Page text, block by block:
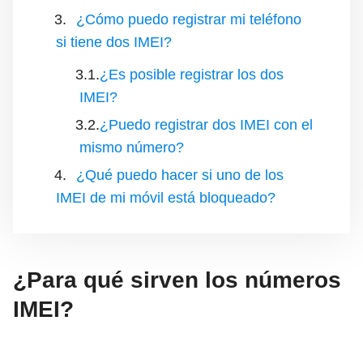
¿Cómo puedo registrar mi teléfono
si tiene dos IMEI?
¿Es posible registrar los dos
IMEI?
¿Puedo registrar dos IMEI con el
mismo número?
¿Qué puedo hacer si uno de los
IMEI de mi móvil está bloqueado?
¿Para qué sirven los números
IMEI?